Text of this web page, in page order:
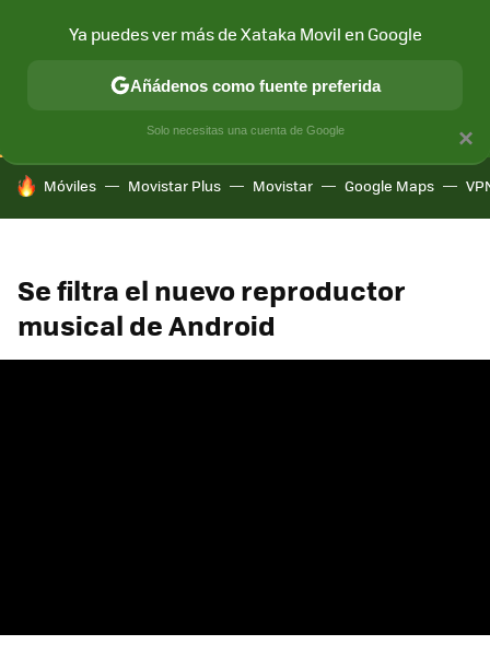
CONECTIVIDAD MÓVIL Y SOCIEDAD APLICACIONES
HOY SE HABLA DE
Móviles Movistar Plus Movistar Google Maps
Se filtra el nuevo reproductor
musical de Android
×
Ya puedes ver más de Xataka Movil en Google
Añádenos como fuente preferida
Solo necesitas una cuenta de Google